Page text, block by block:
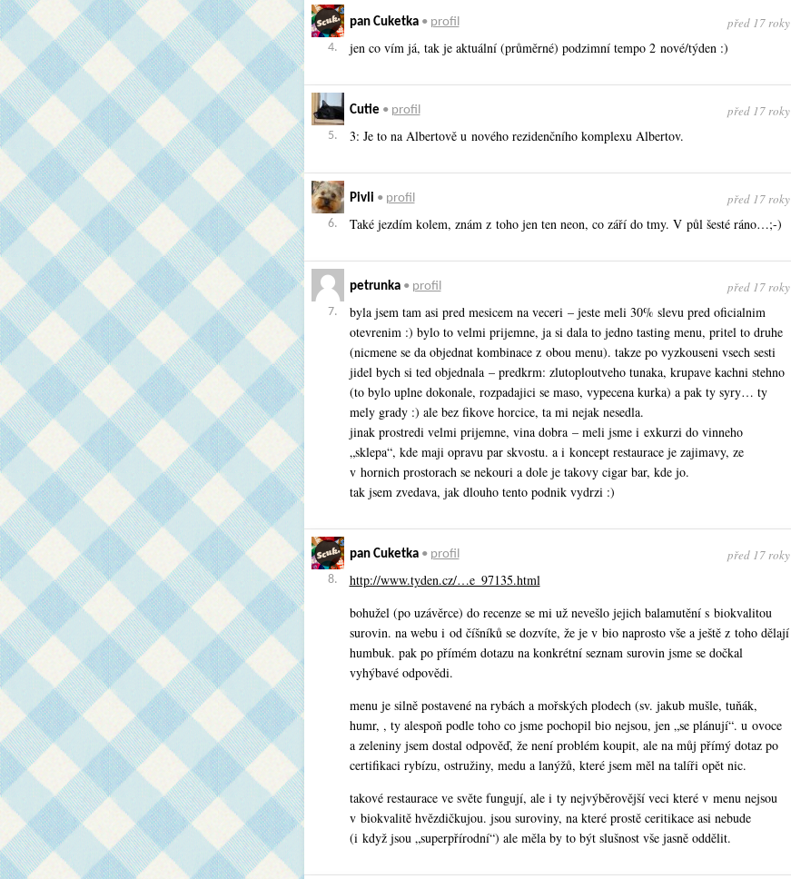
4.
pan Cuketka• profil před 17 roky
jen co vím já, tak je aktuální (průměrné) podzimní tempo 2 nové/týden :)
5.
Cutie • profil před 17 roky
3: Je to na Albertově u nového rezidenčního komplexu Albertov.
6.
Pivli • profil před 17 roky
Také jezdím kolem, znám z toho jen ten neon, co září do tmy. V půl šesté ráno…;-)
7.
petrunka• profil před 17 roky
byla jsem tam asi pred mesicem na veceri – jeste meli 30% slevu pred oficialnim
otevrenim :) bylo to velmi prijemne, ja si dala to jedno tasting menu, pritel to druhe
(nicmene se da objednat kombinace z obou menu). takze po vyzkouseni vsech sesti
jidel bych si ted objednala – predkrm: zlutoploutveho tunaka, krupave kachni stehno
(to bylo uplne dokonale, rozpadajici se maso, vypecena kurka) a pak ty syry… ty
mely grady :) ale bez fikove horcice, ta mi nejak nesedla.
jinak prostredi velmi prijemne, vina dobra – meli jsme i exkurzi do vinneho
„sklepa“, kde maji opravu par skvostu. a i koncept restaurace je zajimavy, ze
v hornich prostorach se nekouri a dole je takovy cigar bar, kde jo.
tak jsem zvedava, jak dlouho tento podnik vydrzi :)
8.
pan Cuketka• profil před 17 roky
http://www.tyden.cz/…e_97135.html
bohužel (po uzávěrce) do recenze se mi už nevešlo jejich balamutění s biokvalitou
surovin. na webu i od číšníků se dozvíte, že je v bio naprosto vše a ještě z toho dělají
humbuk. pak po přímém dotazu na konkrétní seznam surovin jsme se dočkal
vyhýbavé odpovědi.
menu je silně postavené na rybách a mořských plodech (sv. jakub mušle, tuňák,
humr, , ty alespoň podle toho co jsme pochopil bio nejsou, jen „se plánují“. u ovoce
a zeleniny jsem dostal odpověď, že není problém koupit, ale na můj přímý dotaz po
certifikaci rybízu, ostružiny, medu a lanýžů, které jsem měl na talíři opět nic.
takové restaurace ve světe fungují, ale i ty nejvýběrovější veci které v menu nejsou
v biokvalitě hvězdičkujou. jsou suroviny, na které prostě ceritikace asi nebude
(i když jsou „superpřírodní“) ale měla by to být slušnost vše jasně oddělit.